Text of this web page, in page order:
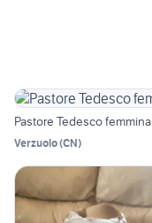
Pastore Tedesco femmina
Verzuolo(CN)